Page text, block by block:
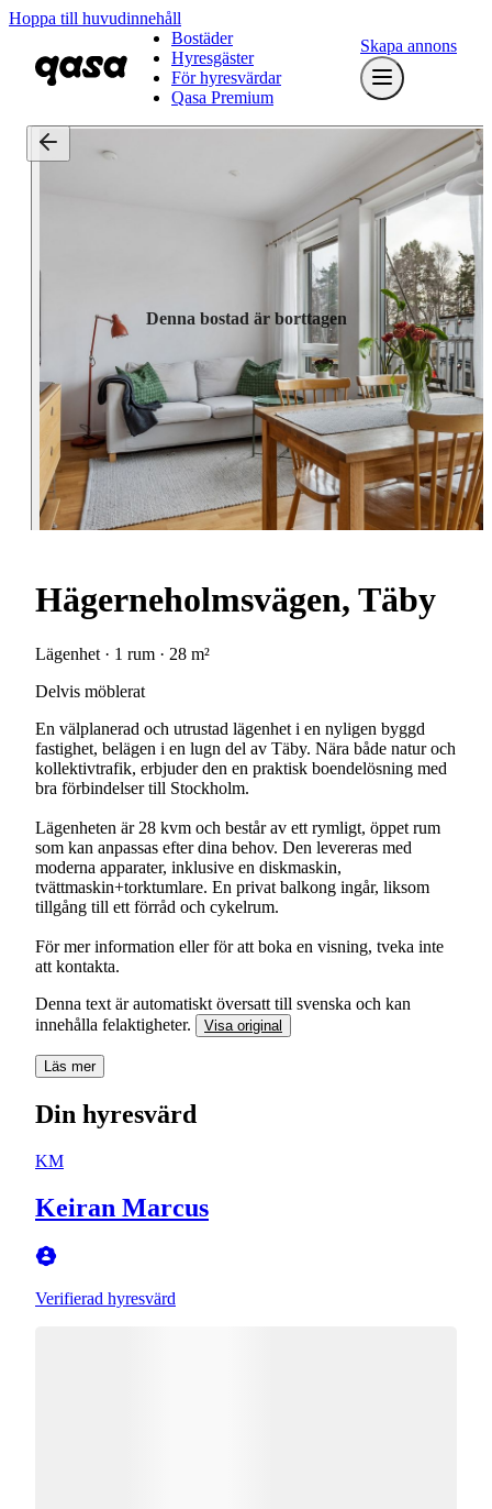
Hoppa till huvudinnehåll
Bostäder
Hyresgäster
För hyresvärdar
Qasa Premium
Skapa annons
Denna bostad är borttagen
Hägerneholmsvägen, Täby
Lägenhet · 1 rum · 28 m²
Delvis möblerat
En välplanerad och utrustad lägenhet i en nyligen byggd
fastighet, belägen i en lugn del av Täby. Nära både natur och
kollektivtrafik, erbjuder den en praktisk boendelösning med
bra förbindelser till Stockholm.
Lägenheten är 28 kvm och består av ett rymligt, öppet rum
som kan anpassas efter dina behov. Den levereras med
moderna apparater, inklusive en diskmaskin,
tvättmaskin+torktumlare. En privat balkong ingår, liksom
tillgång till ett förråd och cykelrum.
För mer information eller för att boka en visning, tveka inte
att kontakta.
Denna text är automatiskt översatt till svenska och kan
innehålla felaktigheter.
Visa original
Läs mer
Din hyresvärd
KM
Keiran Marcus
Verifierad hyresvärd